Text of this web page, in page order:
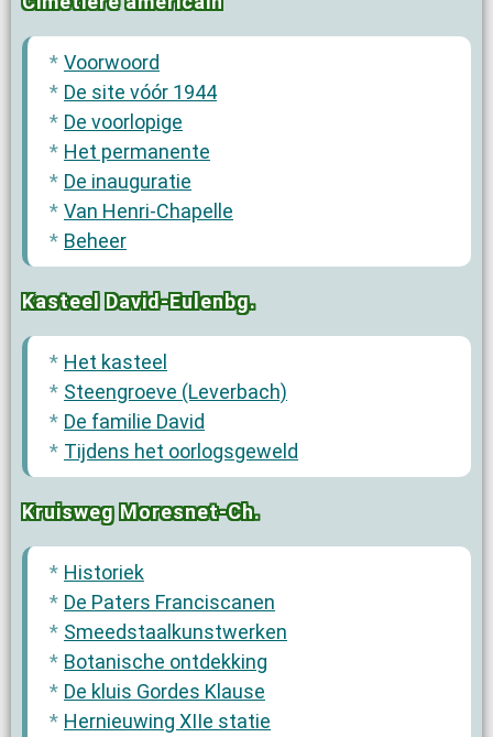
Voorwoord
De site vóór 1944
De voorlopige
Het permanente
De inauguratie
Van Henri-Chapelle
Beheer
Kasteel David-Eulenbg.
Het kasteel
Steengroeve (Leverbach)
De familie David
Tijdens het oorlogsgeweld
Kruisweg Moresnet-Ch.
Historiek
De Paters Franciscanen
Smeedstaalkunstwerken
Botanische ontdekking
De kluis Gordes Klause
Hernieuwing XIIe statie